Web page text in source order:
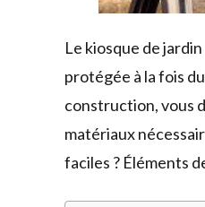
Le kiosque de
protégée à la fois
construction, vous
matériaux
faciles ? Éléments